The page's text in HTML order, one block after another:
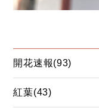
開花速報(93)
紅葉(43)